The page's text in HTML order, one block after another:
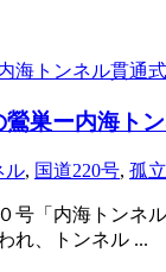
巣ー内海ト
ル, 国道220号, 孤
号「内海トンネ
れ、トンネル ...